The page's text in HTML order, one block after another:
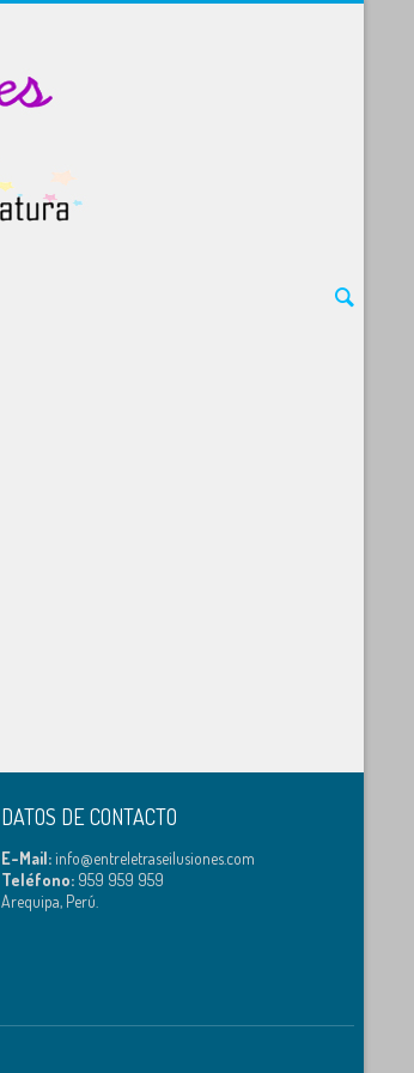
DATOS DE CONTACTO
E-Mail: info@entreletraseilusiones.com
Teléfono:959 959 959
Arequipa, Perú.